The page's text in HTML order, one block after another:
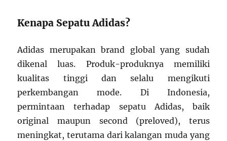
Kenapa Sepatu Adidas?
Adidas merupakan brand global yang sudah
dikenal luas. Produk-produknya memiliki
kualitas tinggi dan selalu mengikuti
perkembangan mode. Di Indonesia,
permintaan terhadap sepatu Adidas, baik
original maupun second (preloved), terus
meningkat, terutama dari kalangan muda yang